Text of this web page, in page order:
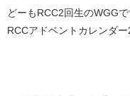
どーもRCC2回生のWGGで
RCCアドベントカレンダー